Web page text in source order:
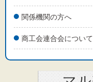
関係機関の方へ
商工会連合会について